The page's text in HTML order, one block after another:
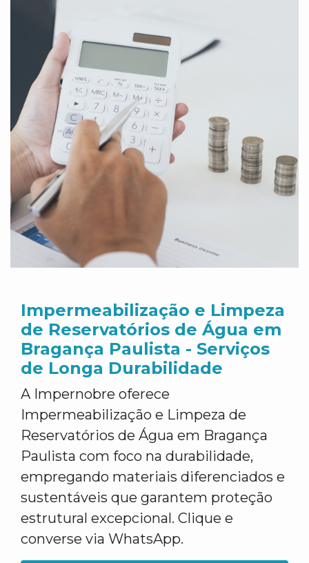
Impermeabilização e Limpeza
de Reservatórios de Água em
Bragança Paulista - Serviços
de Longa Durabilidade
A Impernobre oferece
Impermeabilização e Limpeza de
Reservatórios de Água em Bragança
Paulista com foco na durabilidade,
empregando materiais diferenciados e
sustentáveis que garantem proteção
estrutural excepcional. Clique e
converse via WhatsApp.